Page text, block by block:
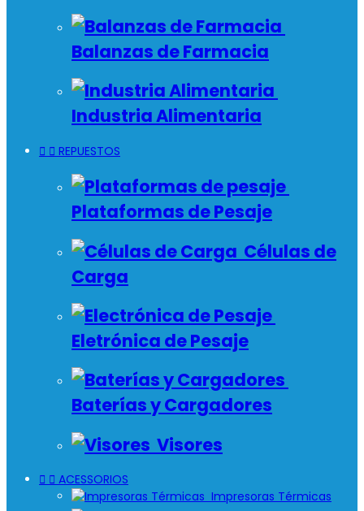
Balanzas de Farmacia
Industria Alimentaria
  REPUESTOS
Plataformas de Pesaje
Células de
Carga
Eletrónica de Pesaje
Baterías y Cargadores
Visores
  ACESSORIOS
Impresoras Térmicas